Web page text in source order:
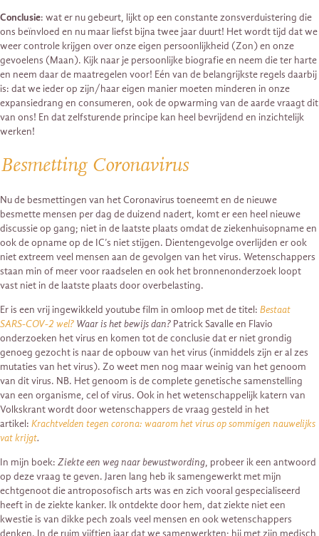
Conclusie: wat er nu gebeurt, lijkt op een constante zonsverduistering die
ons beïnvloed en nu maar liefst bijna twee jaar duurt! Het wordt tijd dat we
weer controle krijgen over onze eigen persoonlijkheid (Zon) en onze
gevoelens (Maan). Kijk naar je persoonlijke biografie en neem die ter harte
en neem daar de maatregelen voor! Eén van de belangrijkste regels daarbij
is: dat we ieder op zijn/haar eigen manier moeten minderen in onze
expansiedrang en consumeren, ook de opwarming van de aarde vraagt dit
van ons! En dat zelfsturende principe kan heel bevrijdend en inzichtelijk
werken!
Besmetting Coronavirus
Nu de besmettingen van het Coronavirus toeneemt en de nieuwe
besmette mensen per dag de duizend nadert, komt er een heel nieuwe
discussie op gang; niet in de laatste plaats omdat de ziekenhuisopname en
ook de opname op de IC’s niet stijgen. Dientengevolge overlijden er ook
niet extreem veel mensen aan de gevolgen van het virus. Wetenschappers
staan min of meer voor raadselen en ook het bronnenonderzoek loopt
vast niet in de laatste plaats door overbelasting.
Er is een vrij ingewikkeld youtube film in omloop met de titel: Bestaat
SARS-COV-2 wel? Waar is het bewijs dan? Patrick Savalle en Flavio
onderzoeken het virus en komen tot de conclusie dat er niet grondig
genoeg gezocht is naar de opbouw van het virus (inmiddels zijn er al zes
mutaties van het virus). Zo weet men nog maar weinig van het genoom
van dit virus. NB. Het genoom is de complete genetische samenstelling
van een organisme, cel of virus. Ook in het wetenschappelijk katern van
Volkskrant wordt door wetenschappers de vraag gesteld in het
artikel: Krachtvelden tegen corona: waarom het virus op sommigen nauwelijks
vat krijgt.
In mijn boek: Ziekte een weg naar bewustwording, probeer ik een antwoord
op deze vraag te geven. Jaren lang heb ik samengewerkt met mijn
echtgenoot die antroposofisch arts was en zich vooral gespecialiseerd
heeft in de ziekte kanker. Ik ontdekte door hem, dat ziekte niet een
kwestie is van dikke pech zoals veel mensen en ook wetenschappers